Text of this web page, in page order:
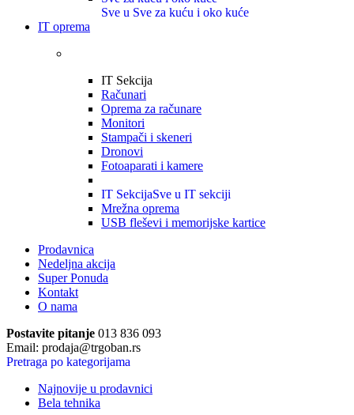
Sve u Sve za kuću i oko kuće
IT oprema
IT Sekcija
Računari
Oprema za računare
Monitori
Stampači i skeneri
Dronovi
Fotoaparati i kamere
IT SekcijaSve u IT sekciji
Mrežna oprema
USB fleševi i memorijske kartice
Prodavnica
Nedeljna akcija
Super Ponuda
Kontakt
O nama
Postavite pitanje 013 836 093
Email: prodaja@trgoban.rs
Pretraga po kategorijama
Najnovije u prodavnici
Bela tehnika